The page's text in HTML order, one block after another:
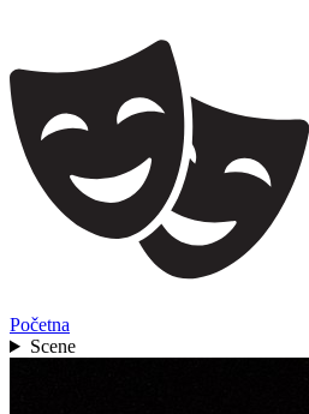
Početna
Scene